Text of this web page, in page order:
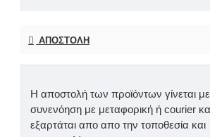
ΑΠΟΣΤΟΛΉ
Η αποστολή των προϊόντων γίνεται
συνενόηση με μεταφορική ή courier
εξαρτάται απο απο την τοποθεσία